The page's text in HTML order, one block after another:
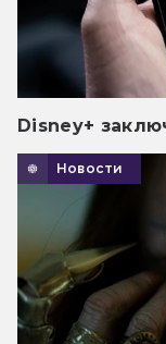
Disney+
Новости